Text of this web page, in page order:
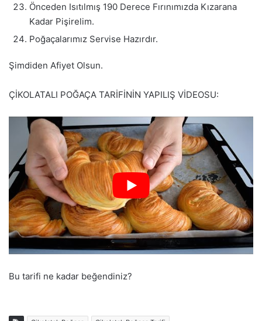
Önceden Isıtılmış 190 Derece Fırınımızda Kızarana
Kadar Pişirelim.
Poğaçalarımız Servise Hazırdır.
Şimdiden Afiyet Olsun.
ÇİKOLATALI POĞAÇA TARİFİNİN YAPILIŞ VİDEOSU:
Bu tarifi ne kadar beğendiniz?